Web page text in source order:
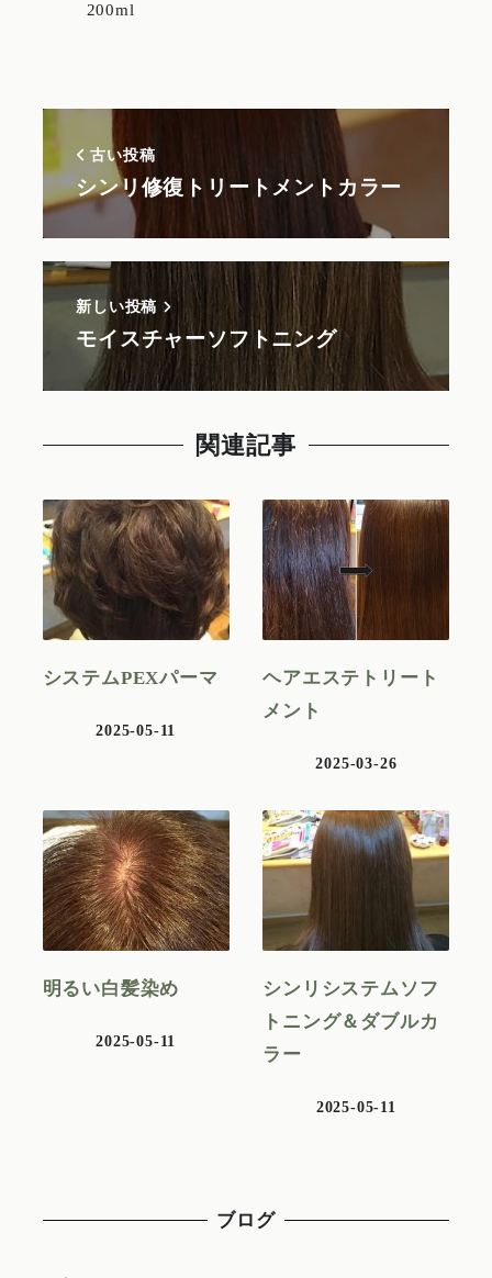
200ml
古い投稿
シンリ修復トリートメントカラー
新しい投稿
モイスチャーソフトニング
関連記事
システムPEXパーマ
2025-05-11
ヘアエステトリート
メント
2025-03-26
明るい白髪染め
2025-05-11
シンリシステムソフ
トニング＆ダブルカ
ラー
2025-05-11
ブログ